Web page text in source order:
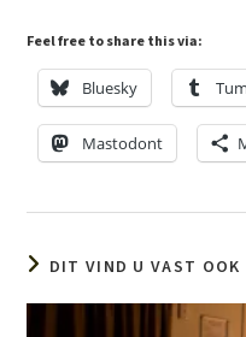
Feel free to share this via:
Bluesky
Mastodont
DIT VIND U VAST OOK